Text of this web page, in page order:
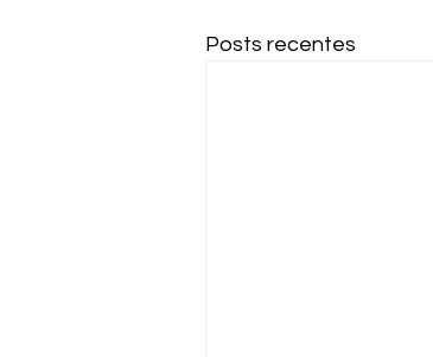
Posts recentes